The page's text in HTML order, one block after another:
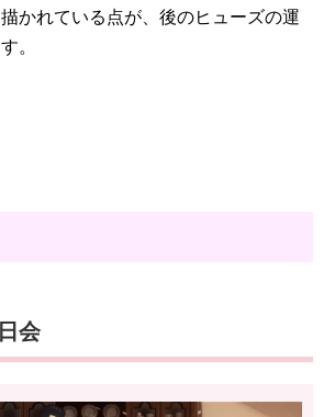
かれている点が、後のヒューズの運
。
会